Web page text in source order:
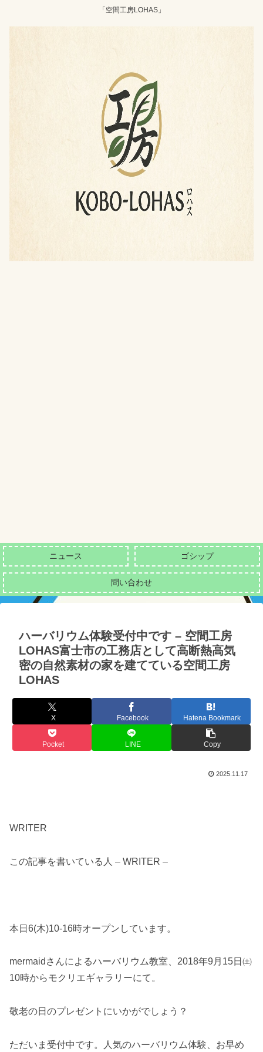
「空間工房LOHAS」
ニュース ゴシップ
問い合わせ
ハーバリウム体験受付中です – 空間工房
LOHAS富士市の工務店として高断熱高気
密の自然素材の家を建てている空間工房
LOHAS
X Facebook Hatena Bookmark
Pocket LINE Copy
2025.11.17
WRITER
この記事を書いている人 – WRITER –
本日6(木)10-16時オープンしています。
mermaidさんによるハーバリウム教室、2018年9月15日㈯
10時からモクリエギャラリーにて。
敬老の日のプレゼントにいかがでしょう？
ただいま受付中です。人気のハーバリウム体験、お早め